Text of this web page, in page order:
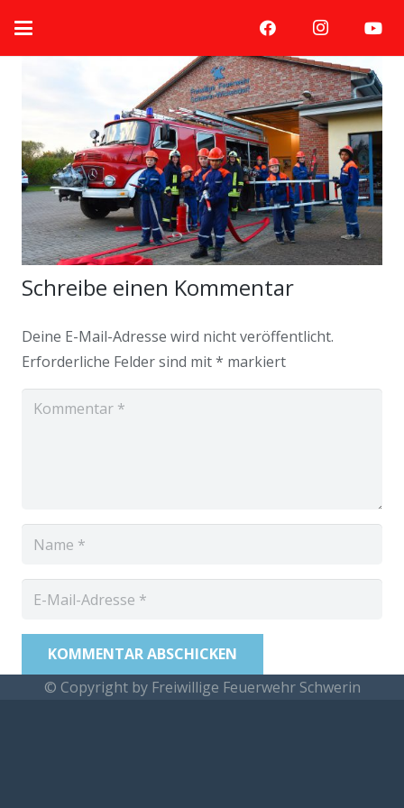
Schreibe einen Kommentar
Deine E-Mail-Adresse wird nicht veröffentlicht.
Erforderliche Felder sind mit* markiert
KOMMENTAR ABSCHICKEN
© Copyright by Freiwillige Feuerwehr Schwerin